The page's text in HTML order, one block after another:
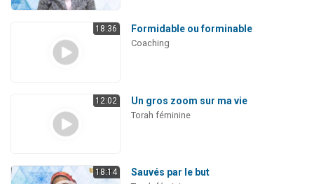
18:36 Formidable ou forminable
Coaching
12:02 Un gros zoom sur ma vie
Torah féminine
18:14 Sauvés par le but